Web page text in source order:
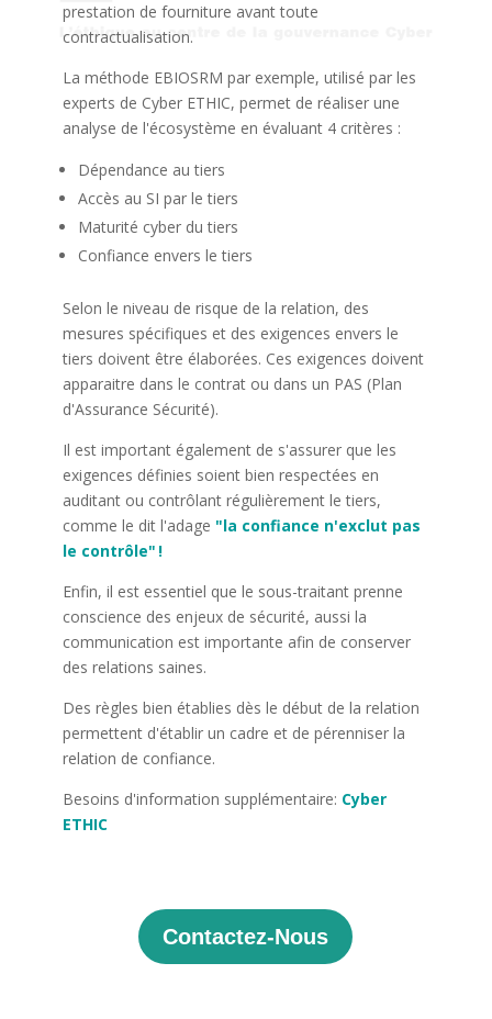
prestation de fourniture avant toute
contractualisation.
La méthode EBIOSRM par exemple, utilisé par les
experts de Cyber ETHIC, permet de réaliser une
analyse de l'écosystème en évaluant 4 critères :
Dépendance au tiers
Accès au SI par le tiers
Maturité cyber du tiers
Confiance envers le tiers
Selon le niveau de risque de la relation, des
mesures spécifiques et des exigences envers le
tiers doivent être élaborées. Ces exigences doivent
apparaitre dans le contrat ou dans un PAS (Plan
d'Assurance Sécurité).
Il est important également de s'assurer que les
exigences définies soient bien respectées en
auditant ou contrôlant régulièrement le tiers,
comme le dit l'adage "la confiance n'exclut pas
le contrôle" !
Enfin, il est essentiel que le sous-traitant prenne
conscience des enjeux de sécurité, aussi la
communication est importante afin de conserver
des relations saines.
Des règles bien établies dès le début de la relation
permettent d'établir un cadre et de pérenniser la
relation de confiance.
Besoins d'information supplémentaire: Cyber
ETHIC
Contactez-Nous